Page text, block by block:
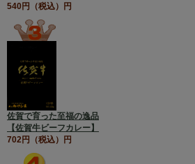
540円（税込）円
佐賀で育った至福の逸品
【佐賀牛ビーフカレー】
702円（税込）円